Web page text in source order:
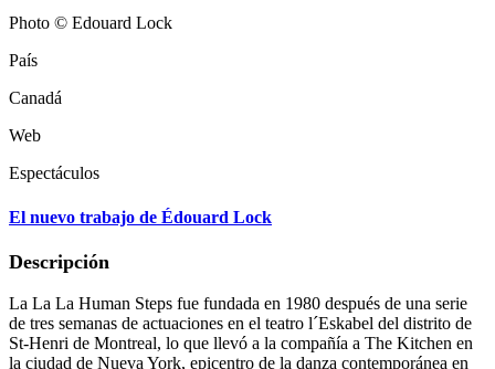
Photo © Edouard Lock
País
Canadá
Web
Espectáculos
El nuevo trabajo de Édouard Lock
Descripción
La La La Human Steps fue fundada en 1980 después de una serie
de tres semanas de actuaciones en el teatro l´Eskabel del distrito de
St-Henri de Montreal, lo que llevó a la compañía a The Kitchen en
la ciudad de Nueva York, epicentro de la danza contemporánea en